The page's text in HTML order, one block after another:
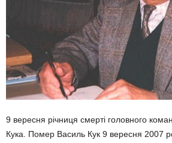
9 вересня річниця смерті головного
Кука. Помер Василь Кук 9 вересня 2007